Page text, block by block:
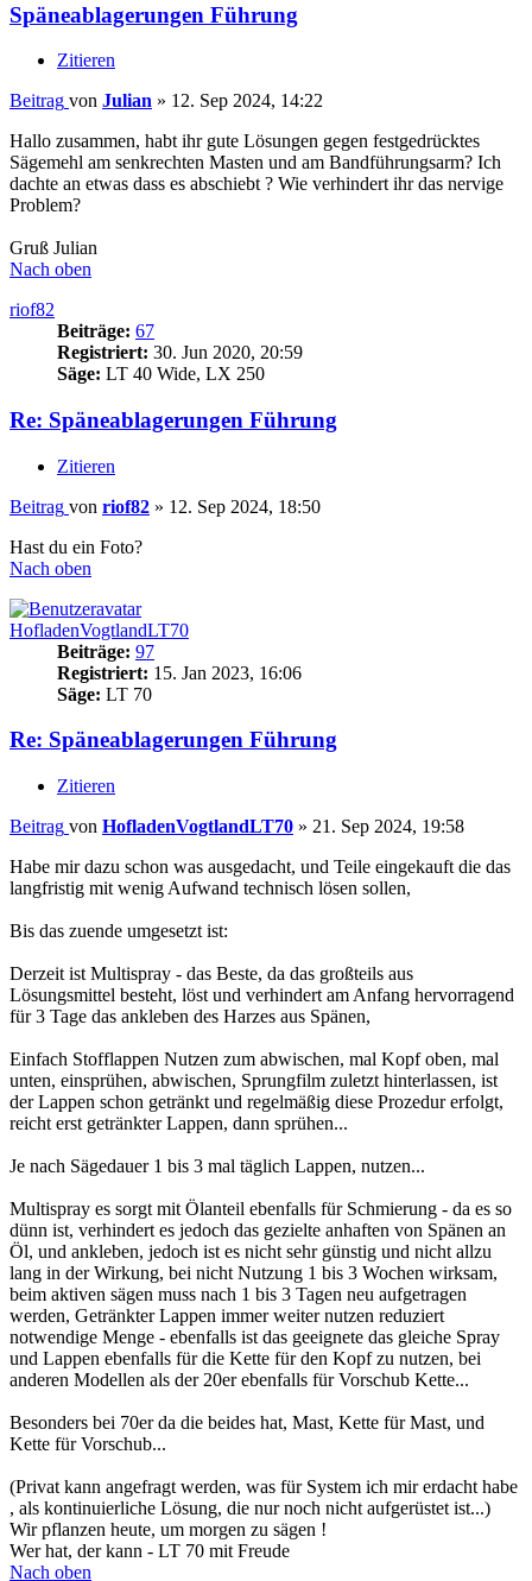
Späneablagerungen Führung
Zitieren
Beitrag von Julian » 12. Sep 2024, 14:22
Hallo zusammen, habt ihr gute Lösungen gegen festgedrücktes
Sägemehl am senkrechten Masten und am Bandführungsarm? Ich
dachte an etwas dass es abschiebt ? Wie verhindert ihr das nervige
Problem?
Gruß Julian
Nach oben
riof82
Beiträge: 67
Registriert: 30. Jun 2020, 20:59
Säge: LT 40 Wide, LX 250
Re: Späneablagerungen Führung
Zitieren
Beitrag von riof82 » 12. Sep 2024, 18:50
Hast du ein Foto?
Nach oben
HofladenVogtlandLT70
Beiträge: 97
Registriert: 15. Jan 2023, 16:06
Säge: LT 70
Re: Späneablagerungen Führung
Zitieren
Beitrag von HofladenVogtlandLT70 » 21. Sep 2024, 19:58
Habe mir dazu schon was ausgedacht, und Teile eingekauft die das
langfristig mit wenig Aufwand technisch lösen sollen,
Bis das zuende umgesetzt ist:
Derzeit ist Multispray - das Beste, da das großteils aus
Lösungsmittel besteht, löst und verhindert am Anfang hervorragend
für 3 Tage das ankleben des Harzes aus Spänen,
Einfach Stofflappen Nutzen zum abwischen, mal Kopf oben, mal
unten, einsprühen, abwischen, Sprungfilm zuletzt hinterlassen, ist
der Lappen schon getränkt und regelmäßig diese Prozedur erfolgt,
reicht erst getränkter Lappen, dann sprühen...
Je nach Sägedauer 1 bis 3 mal täglich Lappen, nutzen...
Multispray es sorgt mit Ölanteil ebenfalls für Schmierung - da es so
dünn ist, verhindert es jedoch das gezielte anhaften von Spänen an
Öl, und ankleben, jedoch ist es nicht sehr günstig und nicht allzu
lang in der Wirkung, bei nicht Nutzung 1 bis 3 Wochen wirksam,
beim aktiven sägen muss nach 1 bis 3 Tagen neu aufgetragen
werden, Getränkter Lappen immer weiter nutzen reduziert
notwendige Menge - ebenfalls ist das geeignete das gleiche Spray
und Lappen ebenfalls für die Kette für den Kopf zu nutzen, bei
anderen Modellen als der 20er ebenfalls für Vorschub Kette...
Besonders bei 70er da die beides hat, Mast, Kette für Mast, und
Kette für Vorschub...
(Privat kann angefragt werden, was für System ich mir erdacht habe
, als kontinuierliche Lösung, die nur noch nicht aufgerüstet ist...)
Wir pflanzen heute, um morgen zu sägen !
Wer hat, der kann - LT 70 mit Freude
Nach oben